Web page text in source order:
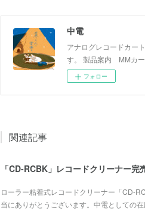
中電
アナログレコードカー
す。 製品案内 MMカ
フォロー
関連記事
「CD-RCBK」レコードクリーナー完
ローラー粘着式レコードクリーナー「CD-
当にありがとうございます。中電としての